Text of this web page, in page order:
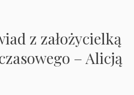
z założycielką
– Alicją